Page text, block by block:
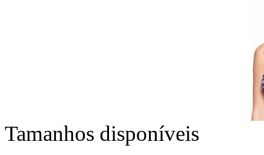
Tamanhos disponíveis